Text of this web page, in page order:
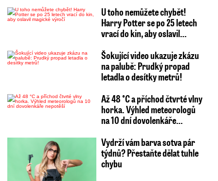
U toho nemůžete chybět!
Harry Potter se po 25 letech
vrací do kin, aby oslavil…
Šokující video ukazuje zkázu
na palubě: Prudký propad
letadla o desítky metrů!
Až 48 °C a příchod čtvrté vlny
horka. Výhled meteorologů
na 10 dní dovolenkáře…
Vydrží vám barva sotva pár
týdnů? Přestaňte dělat tuhle
chybu